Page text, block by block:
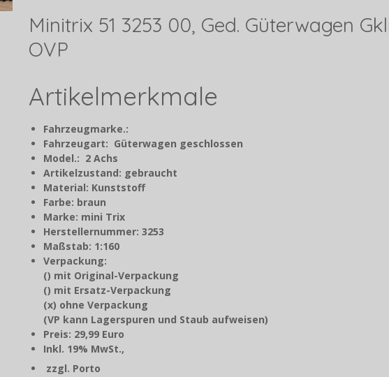
Minitrix 51 3253 00, Ged. Güterwagen
OVP
Artikelmerkmale
Fahrzeugmarke.:
Fahrzeugart: Güterwagen geschlossen
Model.: 2 Achs
Artikelzustand: gebraucht
Material: Kunststoff
Farbe: braun
Marke: mini Trix
Herstellernummer: 3253
Maßstab: 1:160
Verpackung:
() mit Original-Verpackung
() mit Ersatz-Verpackung
(x) ohne Verpackung
(VP kann Lagerspuren und Staub aufweisen)
Preis: 29,99 Euro
Inkl. 19% MwSt.,
zzgl. Porto